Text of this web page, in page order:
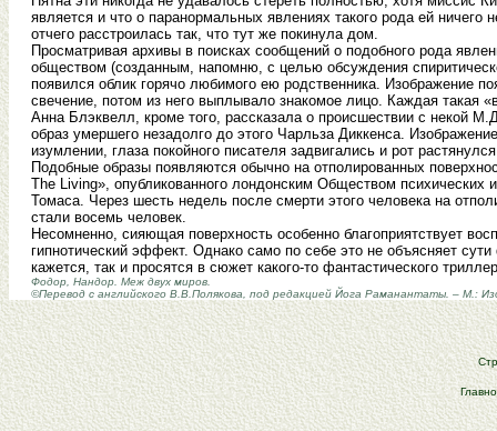
является и что о паранормальных явлениях такого рода ей
отчего расстроилась так, что тут же покинула дом.
Просматривая архивы в поисках сообщений о подобного рода
обществом (созданным, напомню, с целью обсуждения
появился облик горячо любимого ею родственника. Изображение
свечение, потом из него выплывало знакомое лицо. Каждая
Анна Блэквелл, кроме того, рассказала о происшествии с некой
образ умершего незадолго до этого Чарльза Диккенса.
изумлении, глаза покойного писателя задвигались и рот
Подобные образы появляются обычно на отполированных
The Living», опубликованного лондонским Обществом психических
Томаса. Через шесть недель после смерти этого человека на
стали восемь человек.
Несомненно, сияющая поверхность особенно благоприятствует
гипнотический эффект. Однако само по себе это не объясняет
кажется, так и просятся в сюжет какого-то фантастического
Фодор, Нандор. Меж двух миров.
©Перевод с английского В.В.Полякова, под редакцией Йога Раманантаты. – М.: